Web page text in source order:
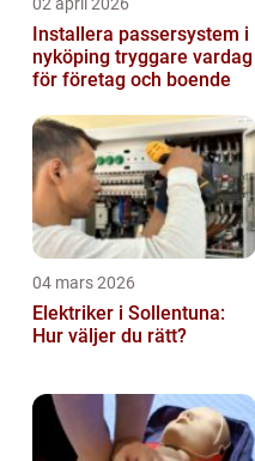
Installera passersystem i
nyköping tryggare vardag
för företag och boende
04 mars 2026
Elektriker i Sollentuna:
Hur väljer du rätt?